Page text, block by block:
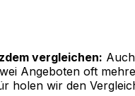
vergleichen:
Angeboten oft
holen wir den